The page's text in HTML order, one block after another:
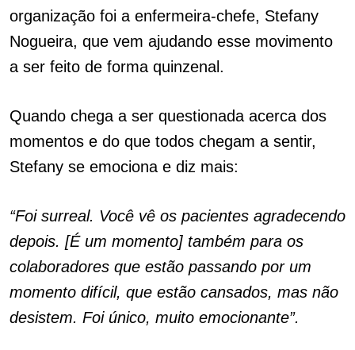
organização foi a enfermeira-chefe, Stefany
Nogueira, que vem ajudando esse movimento
a ser feito de forma quinzenal.
Quando chega a ser questionada acerca dos
momentos e do que todos chegam a sentir,
Stefany se emociona e diz mais:
“Foi surreal. Você vê os pacientes agradecendo
depois. [É um momento] também para os
colaboradores que estão passando por um
momento difícil, que estão cansados, mas não
desistem. Foi único, muito emocionante”.